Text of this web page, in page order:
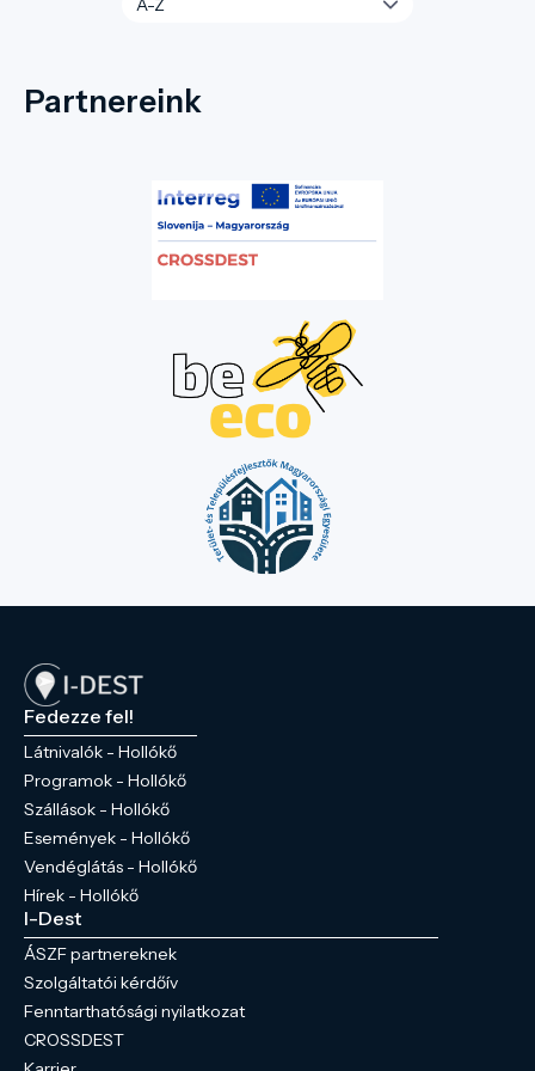
Partnereink
Fedezze fel!
Látnivalók - Hollókő
Programok - Hollókő
Szállások - Hollókő
Események - Hollókő
Vendéglátás - Hollókő
Hírek - Hollókő
I-Dest
ÁSZF partnereknek
Szolgáltatói kérdőív
Fenntarthatósági nyilatkozat
CROSSDEST